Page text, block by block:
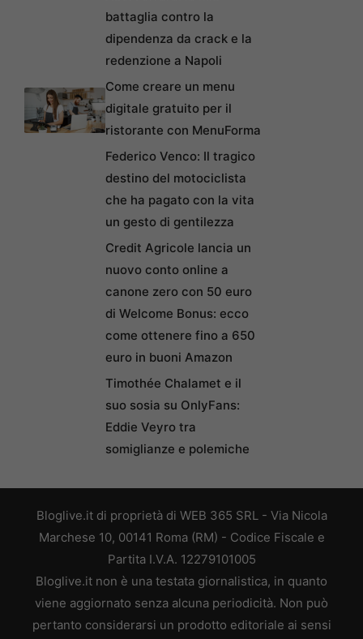
battaglia contro la
dipendenza da crack e la
redenzione a Napoli
Come creare un menu
digitale gratuito per il
ristorante con MenuForma
Federico Venco: Il tragico
destino del motociclista
che ha pagato con la vita
un gesto di gentilezza
Credit Agricole lancia un
nuovo conto online a
canone zero con 50 euro
di Welcome Bonus: ecco
come ottenere fino a 650
euro in buoni Amazon
Timothée Chalamet e il
suo sosia su OnlyFans:
Eddie Veyro tra
somiglianze e polemiche
Bloglive.it di proprietà di WEB 365 SRL - Via Nicola
Marchese 10, 00141 Roma (RM) - Codice Fiscale e
Partita I.V.A. 12279101005
Bloglive.it non è una testata giornalistica, in quanto
viene aggiornato senza alcuna periodicità. Non può
pertanto considerarsi un prodotto editoriale ai sensi